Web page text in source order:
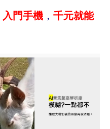
入門手機 ， 千元就能